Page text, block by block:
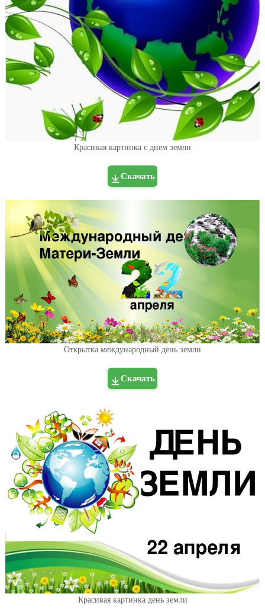
Красивая картинка с днем земли
Скачать
Открытка международный день земли
Скачать
Красивая картинка день земли